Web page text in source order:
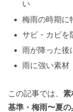
い
梅雨の時期に
サビ・カビを
雨が降った後
雨に強い素材
この記事では、 素
基準・梅雨〜夏